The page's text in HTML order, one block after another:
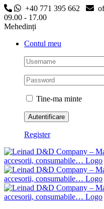
Skip
to
content
+40 771 395 662
09.00 - 17.00
Mehedinți
Contul meu
Tine-ma minte
Register